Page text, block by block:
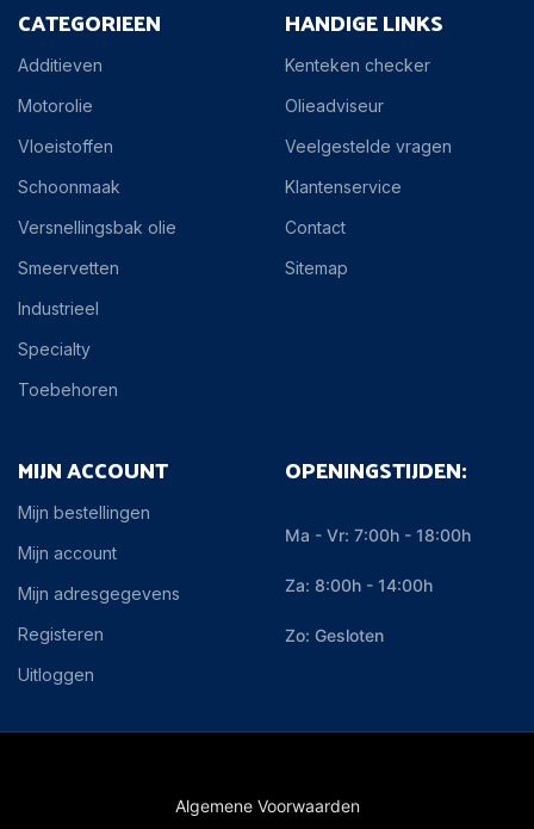
CATEGORIEEN
Additieven
Motorolie
Vloeistoffen
Schoonmaak
Versnellingsbak olie
Smeervetten
Industrieel
Specialty
Toebehoren
HANDIGE LINKS
Kenteken checker
Olieadviseur
Veelgestelde vragen
Klantenservice
Contact
Sitemap
MIJN ACCOUNT
Mijn bestellingen
Mijn account
Mijn adresgegevens
Registeren
Uitloggen
OPENINGSTIJDEN:
Ma - Vr: 7:00h - 18:00h
Za: 8:00h - 14:00h
Zo: Gesloten
Algemene Voorwaarden